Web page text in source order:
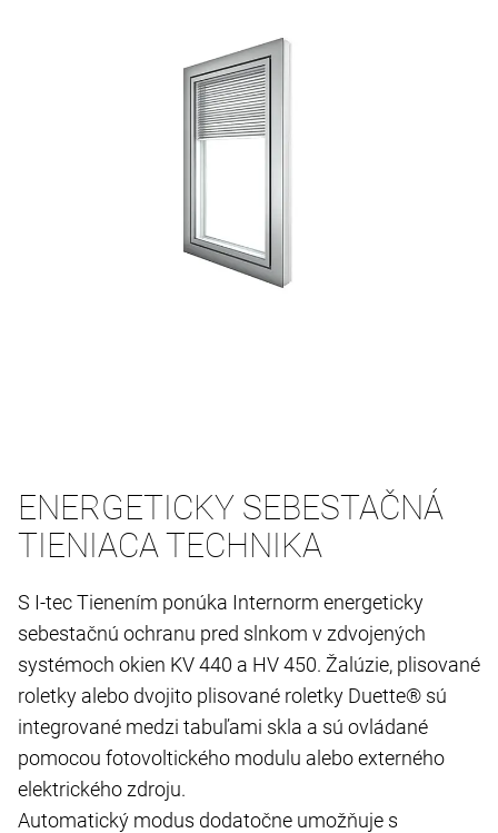
ENERGETICKY SEBESTAČNÁ
TIENIACA TECHNIKA
S I-tec Tienením ponúka Internorm energeticky
sebestačnú ochranu pred slnkom v zdvojených
systémoch okien KV 440 a HV 450. Žalúzie, plisované
roletky alebo dvojito plisované roletky Duette® sú
integrované medzi tabuľami skla a sú ovládané
pomocou fotovoltického modulu alebo externého
elektrického zdroju.
Automatický modus dodatočne umožňuje s